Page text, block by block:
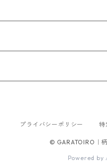
プライバシーポリシー 特
© GARATOIRO｜
Powered by